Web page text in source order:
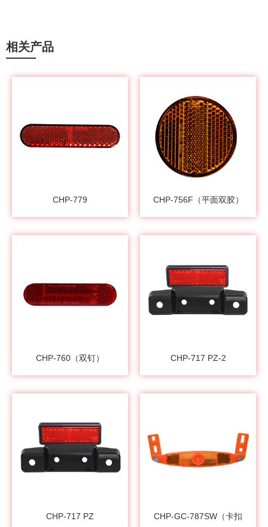
相关产品
CHP-779 CHP-756F（平面双胶）
CHP-760（双钉） CHP-717 PZ-2
CHP-717 PZ CHP-GC-787SW（卡扣